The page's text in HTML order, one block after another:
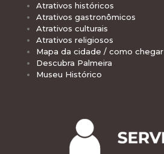
Atrativos históricos
Atrativos gastronômicos
Atrativos culturais
Atrativos religiosos
Mapa da cidade / como chegar
Descubra Palmeira
Museu Histórico